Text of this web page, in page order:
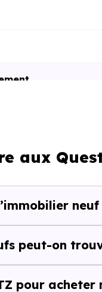
varient selon la
de
secondaires.
% de
: un
aux
peut-on
pour acheter